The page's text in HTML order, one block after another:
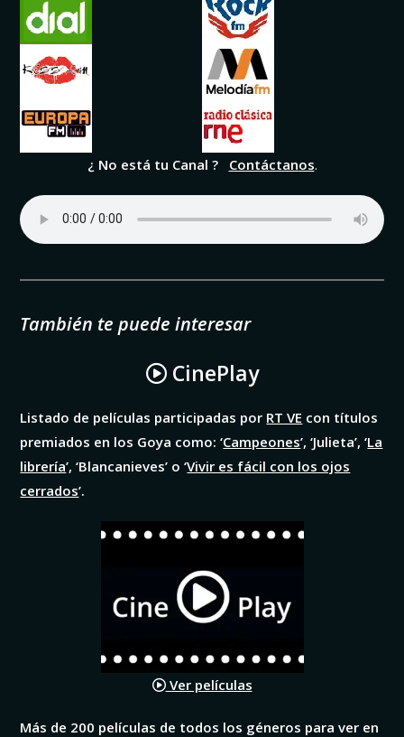
¿ No está tu Canal ? Contáctanos.
También te puede interesar
CinePlay
Listado de películas participadas por RT VE con títulos
premiados en los Goya como: ‘Campeones’, ‘Julieta’, ‘La
librería’, ‘Blancanieves’ o ‘Vivir es fácil con los ojos
cerrados’.
Ver películas
Más de 200 películas de todos los géneros para ver en